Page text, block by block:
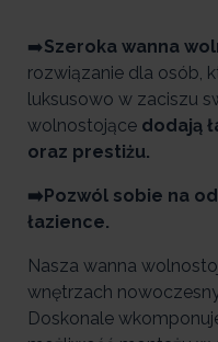
➡️Szeroka wanna
rozwiązanie dla osób,
luksusowo w zaciszu
wolnostojące dodają
oraz prestiżu.
➡️Pozwól sobie na
łazience.
Nasza wanna
wnętrzach
Doskonale